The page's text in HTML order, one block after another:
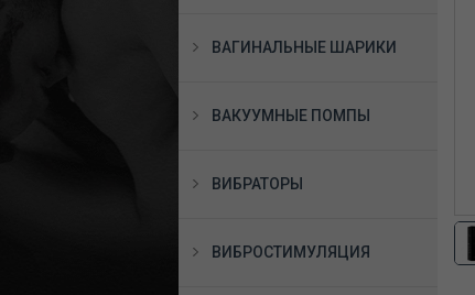
ВАГИНАЛЬНЫЕ ШАРИКИ
ВАКУУМНЫЕ ПОМПЫ
ВИБРАТОРЫ
ВИБРОСТИМУЛЯЦИЯ